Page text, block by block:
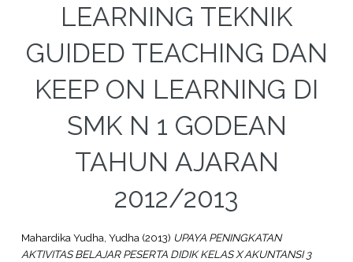
LEARNING TEKNIK
GUIDED TEACHING DAN
KEEP ON LEARNING DI
SMK N 1 GODEAN
TAHUN AJARAN
2012/2013
Mahardika Yudha, Yudha(2013) UPAYA PENINGKATAN
AKTIVITAS BELAJAR PESERTA DIDIK KELAS X AKUNTANSI 3